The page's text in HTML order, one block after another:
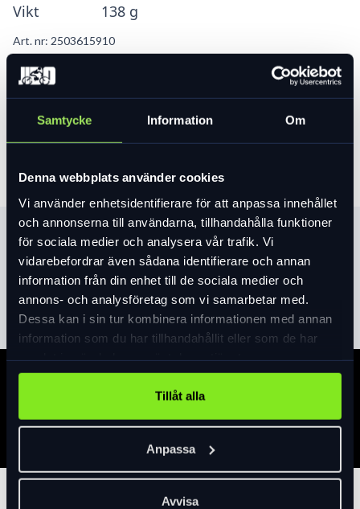
Samtycke Information Om
Denna webbplats använder cookies
Vi använder enhetsidentifierare för att anpassa innehållet
och annonserna till användarna, tillhandahålla funktioner
för sociala medier och analysera vår trafik. Vi
vidarebefordrar även sådana identifierare och annan
information från din enhet till de sociala medier och
annons- och analysföretag som vi samarbetar med.
Dessa kan i sin tur kombinera informationen med annan
information som du har tillhandahållit eller som de har
Tillåt alla
Anpassa
Avvisa
Vikt
138 g
Art. nr: 2503615910
I lager
399 kr
Lägg i varukorg
Produktinformation
Läs merexpand_more